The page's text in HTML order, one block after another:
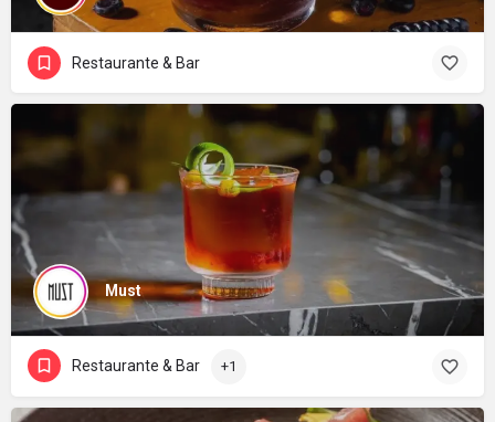
Restaurante & Bar
Must
Restaurante & Bar +1